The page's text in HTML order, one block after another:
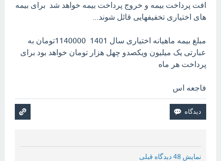
افت پرداخت بیمه و خروج پرداخت بیمه خواهد شد برای بیمه
های اختیاری تخفیفهایی قائل شوند...
مبلغ بیمه ماهیانه اختیاری سال 1401 1140000تومان به
عبارتی یک میلیون ویکصدو چهل هزار تومان خواهد بود برای
پرداخت هر ماه
فاجعه اس
نمایش 48 دیدگاه قبلی